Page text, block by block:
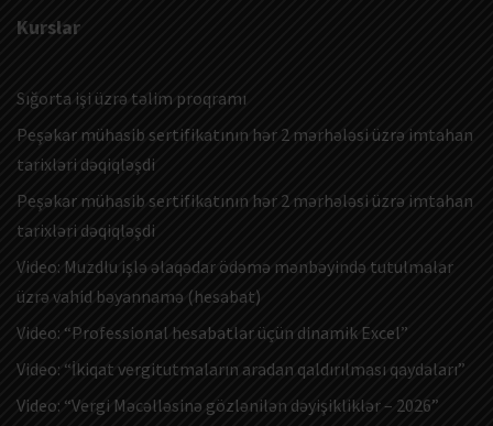
Kurslar
Sığorta işi üzrə təlim proqramı
Peşəkar mühasib sertifikatının hər 2 mərhələsi üzrə imtahan
tarixləri dəqiqləşdi
Peşəkar mühasib sertifikatının hər 2 mərhələsi üzrə imtahan
tarixləri dəqiqləşdi
Video: Muzdlu işlə əlaqədar ödəmə mənbəyində tutulmalar
üzrə vahid bəyannamə (hesabat)
Video: “Professional hesabatlar üçün dinamik Excel”
Video: “İkiqat vergitutmaların aradan qaldırılması qaydaları”
Video: “Vergi Məcəlləsinə gözlənilən dəyişikliklər – 2026”